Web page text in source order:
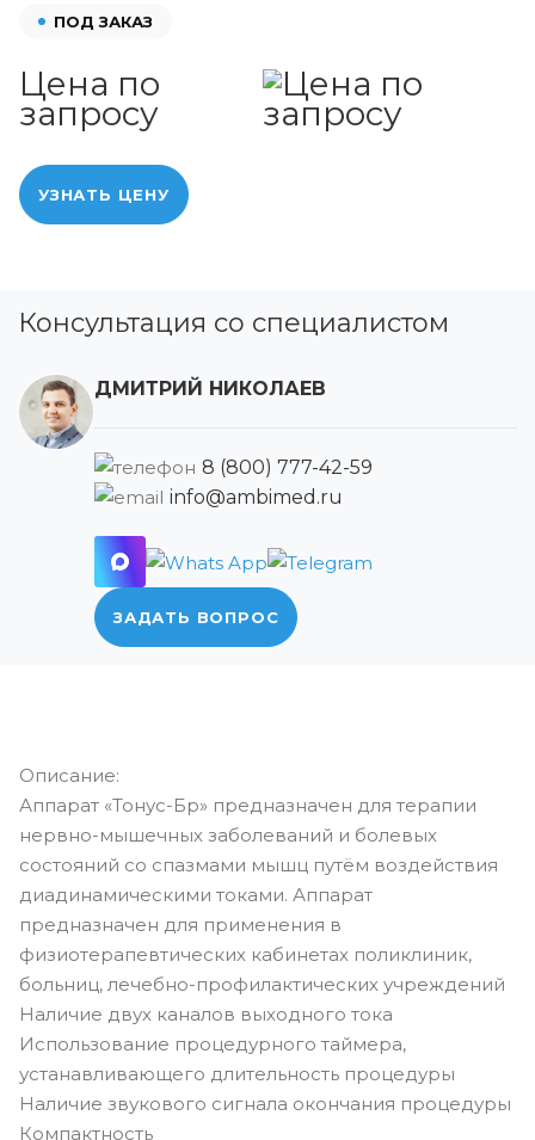
ПОД ЗАКАЗ
Цена по
запросу
УЗНАТЬ ЦЕНУ
Консультация со специалистом
ДМИТРИЙ НИКОЛАЕВ
8 (800) 777-42-59
info@ambimed.ru
ЗАДАТЬ ВОПРОС
Описание:
Аппарат «Тонус-Бр» предназначен для терапии
нервно-мышечных заболеваний и болевых
состояний со спазмами мышц путём воздействия
диадинамическими токами. Аппарат
предназначен для применения в
физиотерапевтических кабинетах поликлиник,
больниц, лечебно-профилактических учреждений
Наличие двух каналов выходного тока
Использование процедурного таймера,
устанавливающего длительность процедуры
Наличие звукового сигнала окончания процедуры
Компактность